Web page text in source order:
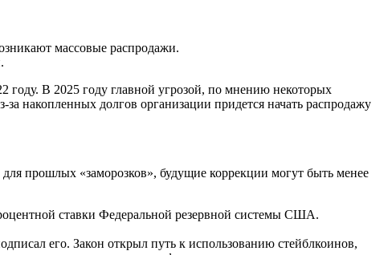
массовые распродажи.
году. В 2025 году главной угрозой, по мнению некоторых
накопленных долгов организации придется начать распродажу
прошлых «заморозков», будущие коррекции могут быть менее
ставки Федеральной резервной системы США.
его. Закон открыл путь к использованию стейблкоинов,